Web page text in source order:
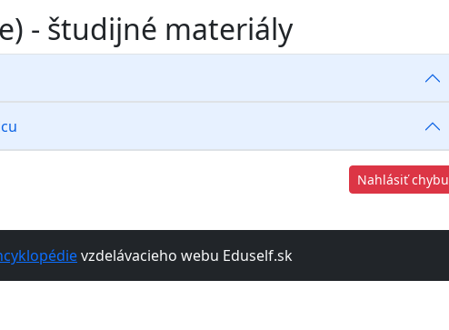
- študijné materiály
Nahlásiť chybu
vzdelávacieho webu Eduself.sk